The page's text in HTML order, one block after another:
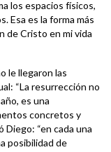
los espacios físicos,
Esa es la forma más
de Cristo en mi vida
le llegaron las
“La resurrección no
es una
concretos y
“en cada una
posibilidad de